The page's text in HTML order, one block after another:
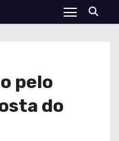
pelo
do